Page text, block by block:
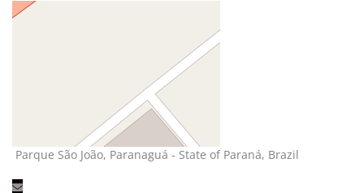
Parque São João, Paranaguá - State of Paraná, Brazil